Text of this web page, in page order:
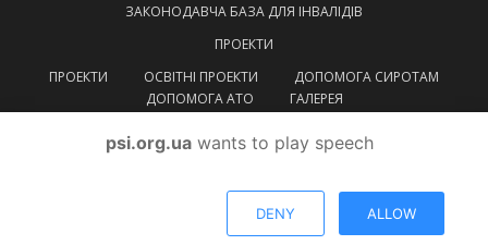
ЗАКОНОДАВЧА БАЗА ДЛЯ ІНВАЛІДІВ
ПРОЕКТИ
ПРОЕКТИ
ОСВІТНІ ПРОЕКТИ
ДОПОМОГА СИРОТАМ
ДОПОМОГА АТО
ГАЛЕРЕЯ
Правозахисна спілка інвалідівТема від Colorlib. Працює на
WordPress
psi.org.ua wants to play speech
DENY ALLOW